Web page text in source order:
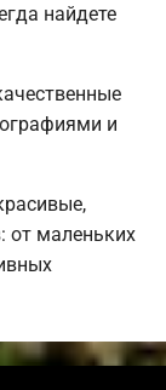
найдете
и
от маленьких